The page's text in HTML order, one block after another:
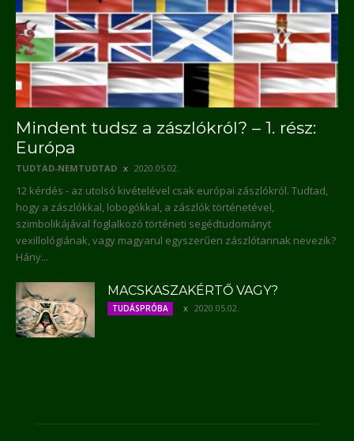
Mindent tudsz a zászlókról? – 1. rész:
Európa
TUDTAD-NEMTUDTAD 2020.05.02.
12 kérdés - az utolsó kivételével csak európai zászlókról. Tudtad,
hogy a zászlókkal, lobogókkal, a zászlók történetével,
szimbolikájával foglalkozó történeti segédtudományt
vexillológiának, vagy magyarul egyszerűen zászlótannak nevezik?
Hány...
MACSKASZAKÉRTŐ VAGY?
TUDÁSPRÓBA 2020.05.02.